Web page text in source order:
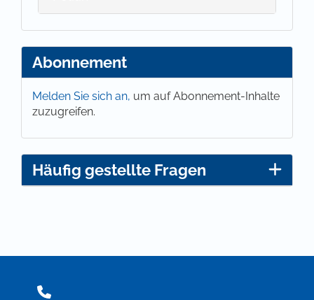
Abonnement
Melden Sie sich an, um auf Abonnement-Inhalte
zuzugreifen.
Häufig gestellte Fragen